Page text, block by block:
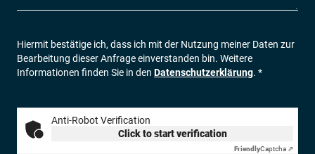
Hiermit bestätige ich, dass ich mit der Nutzung meiner Daten zur
Bearbeitung dieser Anfrage einverstanden bin. Weitere
Informationen finden Sie in den Datenschutzerklärung. *
Anti-Robot Verification
Click to start verification
FriendlyCaptcha ⇗